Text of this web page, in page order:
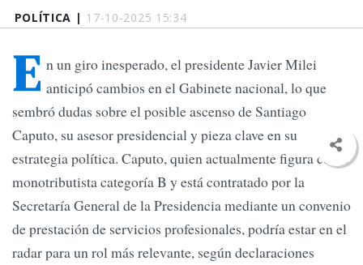
POLÍTICA | 17-10-2025 15:34
E n un giro inesperado, el presidente Javier Milei
anticipó cambios en el Gabinete nacional, lo que
sembró dudas sobre el posible ascenso de Santiago
Caputo, su asesor presidencial y pieza clave en su
estrategia política. Caputo, quien actualmente figura como
monotributista categoría B y está contratado por la
Secretaría General de la Presidencia mediante un convenio
de prestación de servicios profesionales, podría estar en el
radar para un rol más relevante, según declaraciones